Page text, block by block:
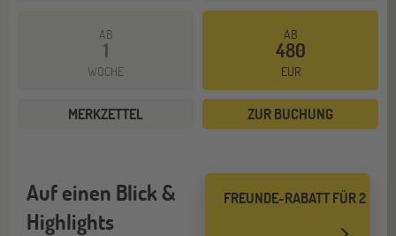
AB
1
WOCHE
AB
480
EUR
MERKZETTEL ZUR BUCHUNG
FREUNDE-RABATT FÜR 2
Auf einen Blick &
Highlights